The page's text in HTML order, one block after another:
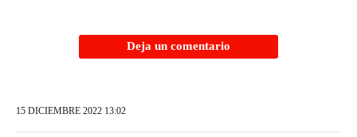
Deja un comentario
15 DICIEMBRE 2022 13:02